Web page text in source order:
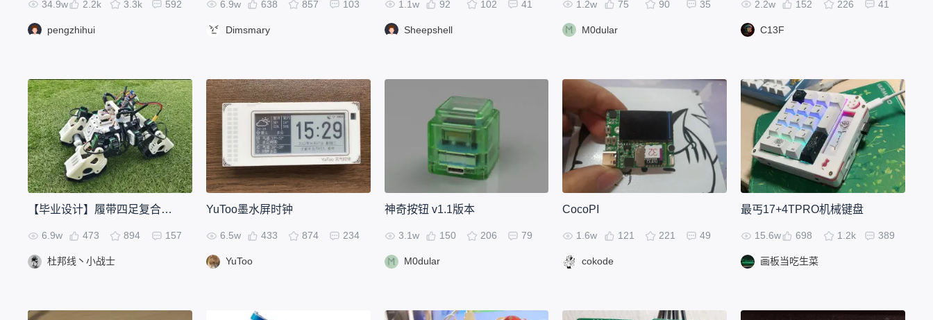
34.9w 2.2k 3.3k 592
pengzhihui
6.9w 638 857 103
Dimsmary
1.1w 92 102 41
Sheepshell
1.2w 75 90 35
M0dular
2.2w 152 226 41
C13F
【毕业设计】履带四足复合机器人
6.9w 473 894 157
杜邦线丶小战士
YuToo墨水屏时钟
6.5w 433 874 234
YuToo
神奇按钮 v1.1版本
3.1w 150 206 79
M0dular
CocoPI
1.6w 121 221 49
cokode
最丐17+4TPRO机械键盘
15.6w 698 1.2k 389
画板当吃生菜